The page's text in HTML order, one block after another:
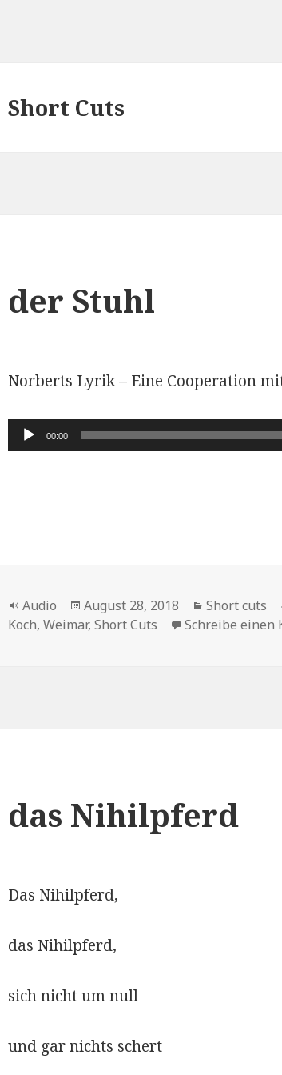
Short Cuts
der Stuhl
Norberts Lyrik – Eine Cooperation
Audio-
Player
00:00
Format
Audio
Veröffentlicht
am
August 28, 2018 Kategorien
Short cuts
Koch,Weimar,Short Cuts Schreibe einen
das Nihilpferd
Das Nihilpferd,
das Nihilpferd,
sich nicht um null
und gar nichts schert